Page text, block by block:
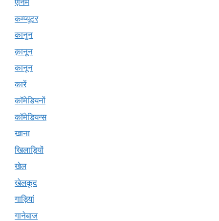
एनिमे
कम्प्यूटर
कानुन
क़ानून
कानून
कारें
कॉमेडियनों
कॉमेडियन्स
खाना
खिलाड़ियों
खेल
खेलकूद
गाड़ियां
गानेबाज